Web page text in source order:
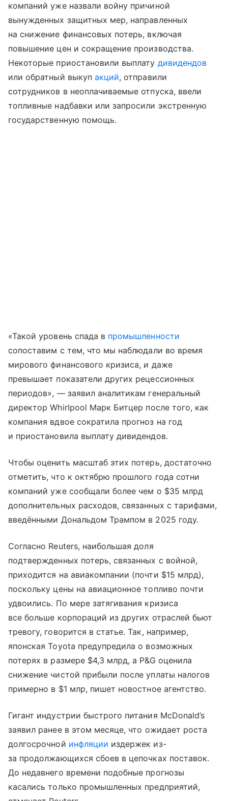
компаний уже назвали войну причиной
вынужденных защитных мер, направленных
на снижение финансовых потерь, включая
повышение цен и сокращение производства.
Некоторые приостановили выплату дивидендов
или обратный выкуп акций, отправили
сотрудников в неоплачиваемые отпуска, ввели
топливные надбавки или запросили экстренную
государственную помощь.
«Такой уровень спада в промышленности
сопоставим с тем, что мы наблюдали во время
мирового финансового кризиса, и даже
превышает показатели других рецессионных
периодов», — заявил аналитикам генеральный
директор Whirlpool Марк Битцер после того, как
компания вдвое сократила прогноз на год
и приостановила выплату дивидендов.
Чтобы оценить масштаб этих потерь, достаточно
отметить, что к октябрю прошлого года сотни
компаний уже сообщали более чем о $35 млрд
дополнительных расходов, связанных с тарифами,
введёнными Дональдом Трампом в 2025 году.
Согласно Reuters, наибольшая доля
подтвержденных потерь, связанных с войной,
приходится на авиакомпании (почти $15 млрд),
поскольку цены на авиационное топливо почти
удвоились. По мере затягивания кризиса
все больше корпораций из других отраслей бьют
тревогу, говорится в статье. Так, например,
японская Toyota предупредила о возможных
потерях в размере $4,3 млрд, а P&G оценила
снижение чистой прибыли после уплаты налогов
примерно в $1 млр, пишет новостное агентство.
Гигант индустрии быстрого питания McDonald’s
заявил ранее в этом месяце, что ожидает роста
долгосрочной инфляции издержек из-
за продолжающихся сбоев в цепочках поставок.
До недавнего времени подобные прогнозы
касались только промышленных предприятий,